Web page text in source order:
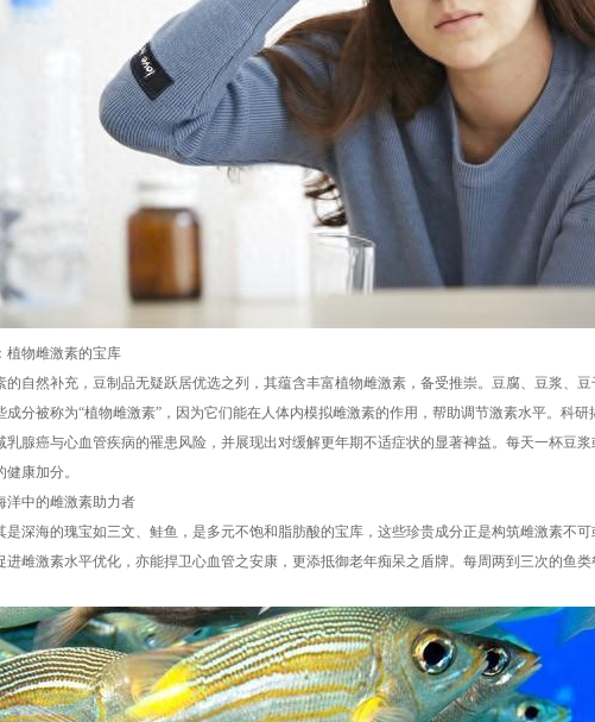
植物雌激素的宝库
的自然补充，豆制品无疑跃居优选之列，其蕴含丰富植物雌激素，备受推崇。豆腐、豆浆、豆
成分被称为“植物雌激素”，因为它们能在人体内模拟雌激素的作用，帮助调节激素水平。科
乳腺癌与心血管疾病的罹患风险，并展现出对缓解更年期不适症状的显著裨益。每天一杯豆
康加分。
洋中的雌激素助力者
是深海的瑰宝如三文、鲑鱼，是多元不饱和脂肪酸的宝库，这些珍贵成分正是构筑雌激素不
进雌激素水平优化，亦能捍卫心血管之安康，更添抵御老年痴呆之盾牌。每周两到三次的鱼类